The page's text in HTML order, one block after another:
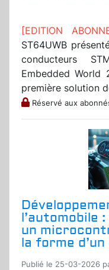
[EDITION
ST64UWB
conducteurs
Embedded World
première solution
Réservé aux
l’automobile
un
la forme
Publié le 25-03-2026